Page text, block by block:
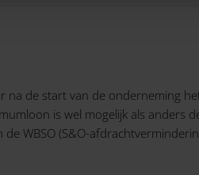
na de start van de onderneming
is wel mogelijk als anders
WBSO (S&O-